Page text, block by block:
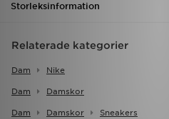
Storleksinformation
Relaterade kategorier
Dam Nike
Dam Damskor
Dam Damskor Sneakers